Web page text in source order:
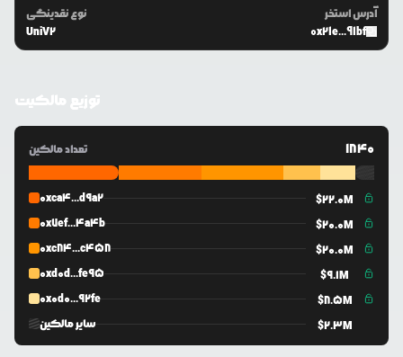
نوع نقدینگی
UniV2
آدرس استخر
0x21e...91bf
توزیع مالکیت
تعداد مالکین 1840
0xca4...d9a2 $22.0M
0x7ef...4a4b
$20.0M
0xc84...c458
$20.0M
0xd0d...fe95
$9.1M
0x0d0...92fe
$8.5M
سایر مالکین
$2.3M